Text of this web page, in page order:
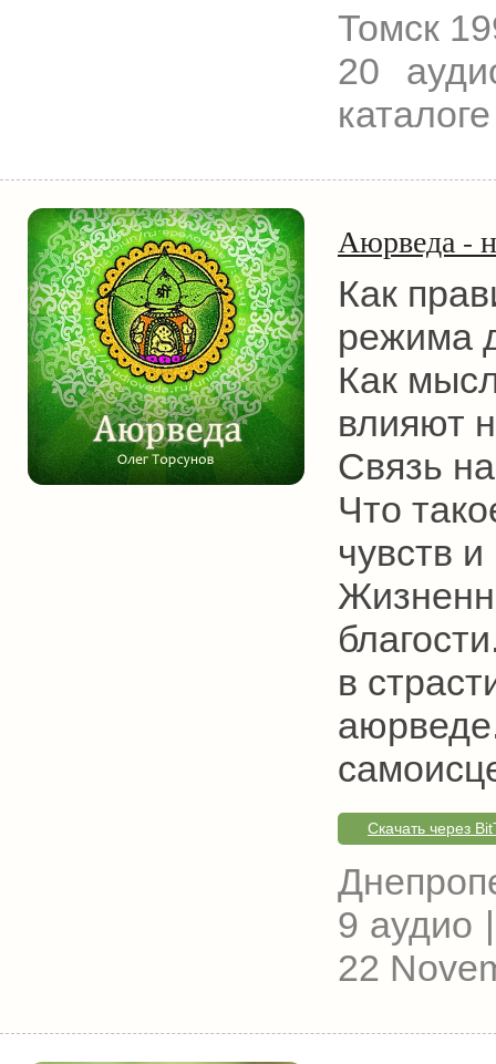
Томск
20
Аюрведа -
Как
режима
Как
влияют
Связь
Что
чувств
в
Скачать через
9 аудио
22